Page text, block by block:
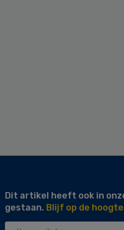
Dit artikel heeft ook in
gestaan. Blijf op de
Uw